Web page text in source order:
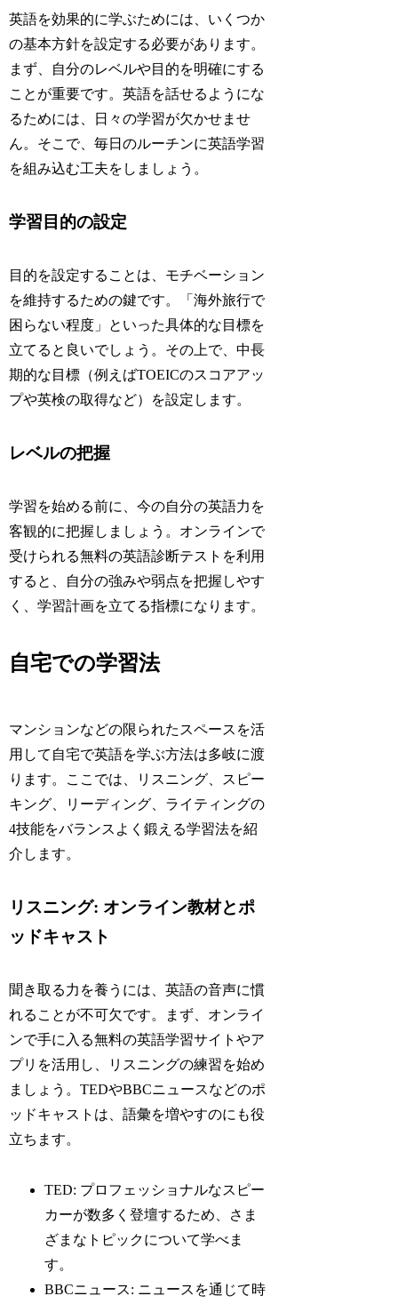
英語を効果的に学ぶためには、いくつか
の基本方針を設定する必要があります。
まず、自分のレベルや目的を明確にする
ことが重要です。英語を話せるようにな
るためには、日々の学習が欠かせませ
ん。そこで、毎日のルーチンに英語学習
を組み込む工夫をしましょう。
学習目的の設定
目的を設定することは、モチベーション
を維持するための鍵です。「海外旅行で
困らない程度」といった具体的な目標を
立てると良いでしょう。その上で、中長
期的な目標（例えばTOEICのスコアアッ
プや英検の取得など）を設定します。
レベルの把握
学習を始める前に、今の自分の英語力を
客観的に把握しましょう。オンラインで
受けられる無料の英語診断テストを利用
すると、自分の強みや弱点を把握しやす
く、学習計画を立てる指標になります。
自宅での学習法
マンションなどの限られたスペースを活
用して自宅で英語を学ぶ方法は多岐に渡
ります。ここでは、リスニング、スピー
キング、リーディング、ライティングの
4技能をバランスよく鍛える学習法を紹
介します。
リスニング: オンライン教材とポ
ッドキャスト
聞き取る力を養うには、英語の音声に慣
れることが不可欠です。まず、オンライ
ンで手に入る無料の英語学習サイトやア
プリを活用し、リスニングの練習を始め
ましょう。TEDやBBCニュースなどのポ
ッドキャストは、語彙を増やすのにも役
立ちます。
TED: プロフェッショナルなスピー
カーが数多く登壇するため、さま
ざまなトピックについて学べま
す。
BBCニュース: ニュースを通じて時